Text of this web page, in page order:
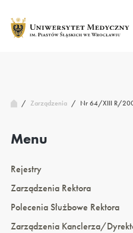
treści
strony
/ Zarządzenia / Nr 64/XIII R/
Menu
Rejestry
Zarządzenia Rektora
Polecenia Służbowe Rektora
Zarządzenia Kanclerza/